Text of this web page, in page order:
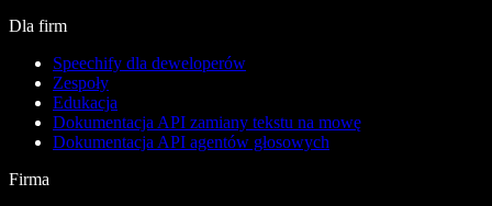
Dla firm
Speechify dla deweloperów
Zespoły
Edukacja
Dokumentacja API zamiany tekstu na mowę
Dokumentacja API agentów głosowych
Firma